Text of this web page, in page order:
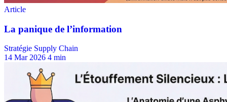
Stratégie Supply Chain
14 Mar 2026 4 min